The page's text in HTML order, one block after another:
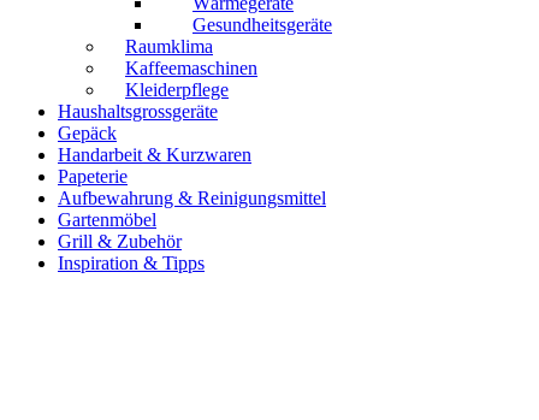
Gesundheitsgeräte
Raumklima
Kaffeemaschinen
Kleiderpflege
Haushaltsgrossgeräte
Gepäck
Handarbeit & Kurzwaren
Papeterie
Aufbewahrung & Reinigungsmittel
Gartenmöbel
Grill & Zubehör
Inspiration & Tipps